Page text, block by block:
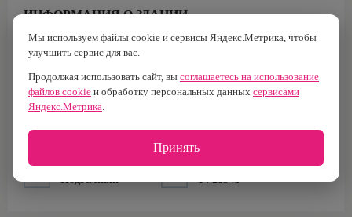
ИНФОРМАЦИЯ О ЗДАНИИ
Класс
B+
Площадь
Построен
2007 г.
Налоговая
№27
Тип парковки
Подземный
Площадь офисов
14 215 м²
Мы используем файлы cookie и сервисы Яндекс.Метрика, чтобы
улучшить сервис для вас.
Продолжая использовать сайт, вы соглашаетесь на использование
файлов cookie и обработку персональных данных сервисами
Яндекс.Метрика.
Принять